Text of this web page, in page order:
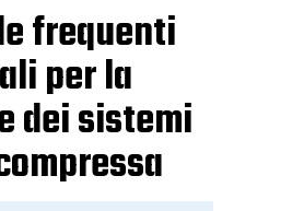
frequenti
per la
dei sistemi